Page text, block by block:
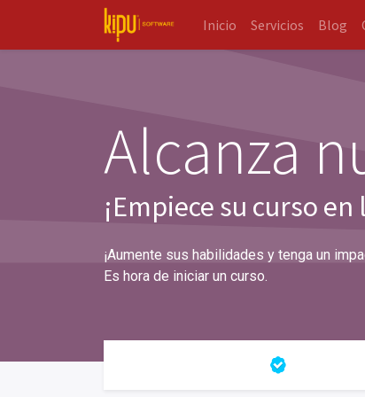
Inicio Servicios Blog
Alcanza
¡Empiece su curso
¡Aumente sus habilidades y tenga un
Es hora de iniciar un curso.